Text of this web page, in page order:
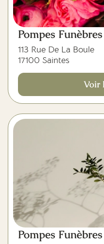
Pompes
113 Rue De La Boule
17100 Saintes
Voir
Pompes